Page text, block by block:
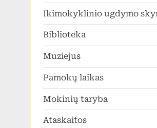
Ikimokyklinio ugdymo
Biblioteka
Muziejus
Pamokų laikas
Mokinių taryba
Ataskaitos